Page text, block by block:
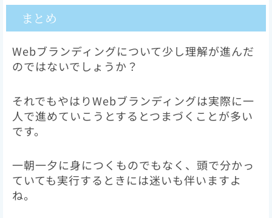
まとめ
Webブランディングについて少し理解が進んだ
のではないでしょうか？
それでもやはりWebブランディングは実際に一
人で進めていこうとするとつまづくことが多い
です。
一朝一夕に身につくものでもなく、頭で分かっ
ていても実行するときには迷いも伴いますよ
ね。